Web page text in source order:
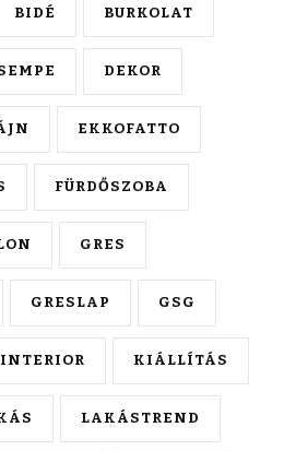
BIDÉ BURKOLAT
DEKOR
EKKOFATTO
FÜRDŐSZOBA
GRES
GRESLAP GSG
INTERIOR KIÁLLÍTÁS
LAKÁSTREND